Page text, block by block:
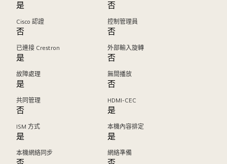
是 否
Cisco 認證
否
控制管理員
否
已連接 Crestron
是
外部輸入旋轉
否
故障處理
是
無間播放
否
共同管理
否
HDMI-CEC
是
ISM 方式
是
本機內容排定
是
本機網絡同步 網絡準備